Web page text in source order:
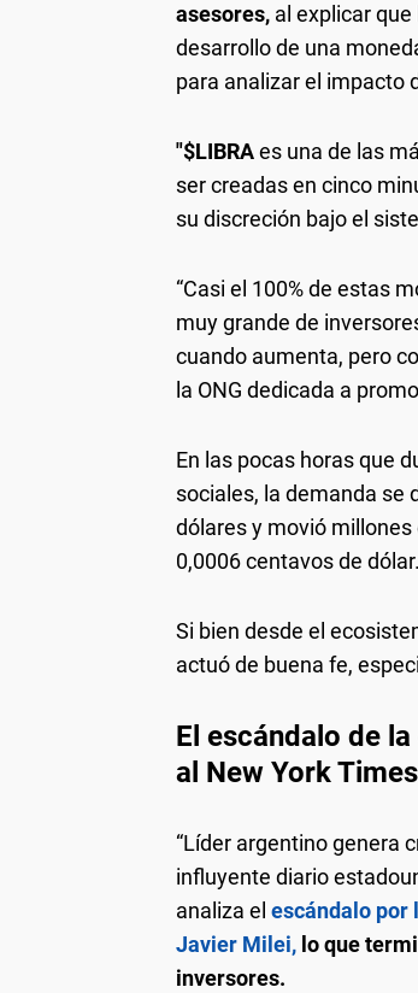
asesores, al explicar
desarrollo de una
para analizar el impacto
"$LIBRAes una de las
ser creadas en cinco
su discreción bajo el
“Casi el 100% de estas
muy grande de
cuando aumenta, pero
la ONG dedicada a
En las pocas horas que
sociales, la demanda se
dólares y movió
0,0006 centavos de dólar.
Si bien desde el
actuó de buena fe,
El escándalo de
al New York Times
“Líder argentino genera
influyente diario
analiza el escándalo por
Javier Milei, lo que
inversores.